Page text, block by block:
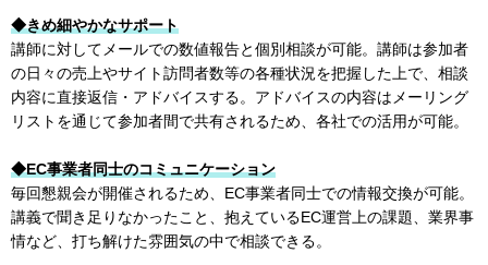
◆きめ細やかなサポート
講師に対してメールでの数値報告と個別相談が可能。講師は参加者
の日々の売上やサイト訪問者数等の各種状況を把握した上で、相談
内容に直接返信・アドバイスする。アドバイスの内容はメーリング
リストを通じて参加者間で共有されるため、各社での活用が可能。
◆EC事業者同士のコミュニケーション
毎回懇親会が開催されるため、EC事業者同士での情報交換が可能。
講義で聞き足りなかったこと、抱えているEC運営上の課題、業界事
情など、打ち解けた雰囲気の中で相談できる。